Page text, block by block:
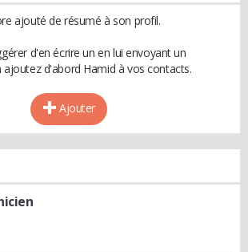
ajouté de résumé à son profil.
d'en écrire un en lui envoyant un
ajoutez d'abord Hamid à vos contacts.
Ajouter